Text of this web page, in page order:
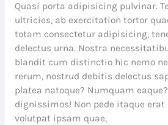
Quasi porta adipisicing pulvinar.
ultricies, ab exercitation tortor
totam consectetur adipisicing,
delectus urna. Nostra
blandit cum distinctio hic nemo
rerum, nostrud debitis delectus
platea natoque? Numquam
dignissimos! Non pede itaque erat
volutpat ipsam quae,